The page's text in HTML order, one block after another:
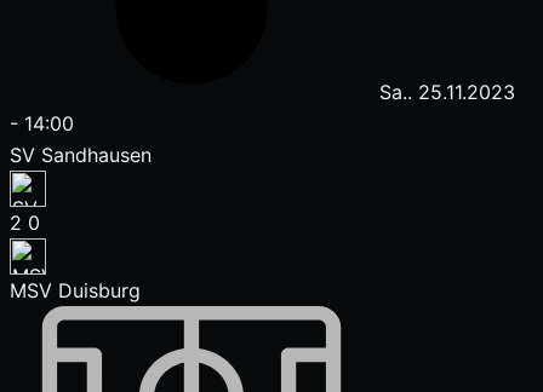
Sa.. 25.11.2023
- 14:00
SV Sandhausen
2 0
MSV Duisburg